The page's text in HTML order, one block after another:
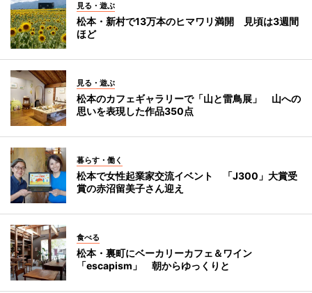
見る・遊ぶ
松本・新村で13万本のヒマワリ満開 見頃は3週間
ほど
見る・遊ぶ
松本のカフェギャラリーで「山と雷鳥展」 山への
思いを表現した作品350点
暮らす・働く
松本で女性起業家交流イベント 「J300」大賞受
賞の赤沼留美子さん迎え
食べる
松本・裏町にベーカリーカフェ＆ワイン
「escapism」 朝からゆっくりと